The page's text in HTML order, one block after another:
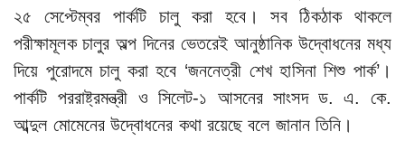
২৫ সেপ্টেম্বর পার্কটি চালু করা হবে। সব ঠিকঠাক থাকলে
পরীক্ষামূলক চালুর অল্প দিনের ভেতরেই আনুষ্ঠানিক উদ্বোধনের মধ্য
দিয়ে পুরোদমে চালু করা হবে ‘জননেত্রী শেখ হাসিনা শিশু পার্ক’।
পার্কটি পররাষ্ট্রমন্ত্রী ও সিলেট-১ আসনের সাংসদ ড. এ. কে.
আব্দুল মোমেনের উদ্বোধনের কথা রয়েছে বলে জানান তিনি।